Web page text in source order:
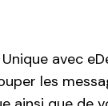
avec
les